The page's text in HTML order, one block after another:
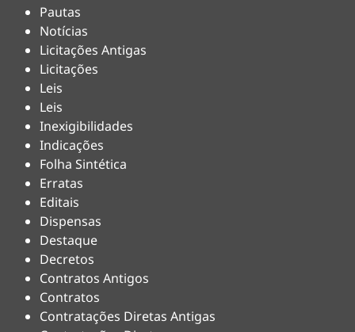
Pautas
Notícias
Licitações Antigas
Licitações
Leis
Leis
Inexigibilidades
Indicações
Folha Sintética
Erratas
Editais
Dispensas
Destaque
Decretos
Contratos Antigos
Contratos
Contratações Diretas Antigas